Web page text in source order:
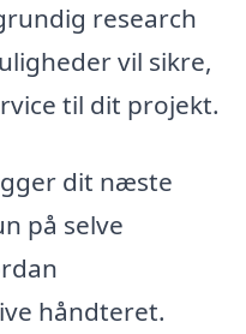
research
vil sikre,
til dit projekt.
dit næste
på selve
håndteret.